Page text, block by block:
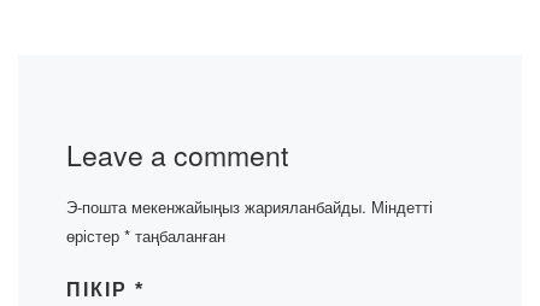
Leave a comment
Э-пошта мекенжайыңыз жарияланбайды. Міндетті
өрістер * таңбаланған
ПІКІР *